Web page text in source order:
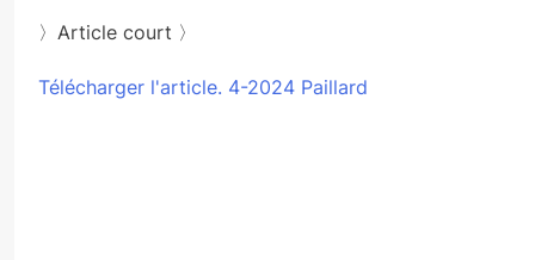
〉Article court 〉
Télécharger l'article. 4-2024 Paillard